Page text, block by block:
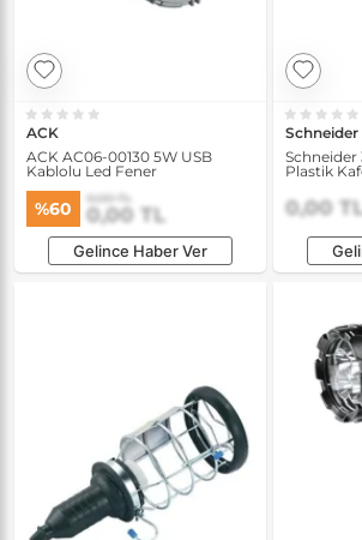
ACK
ACK AC06-00130 5W USB
Kablolu Led Fener
%60 0,00 TL
0,00 TL
Gelince Haber Ver
Schneider
Plastik
0,00